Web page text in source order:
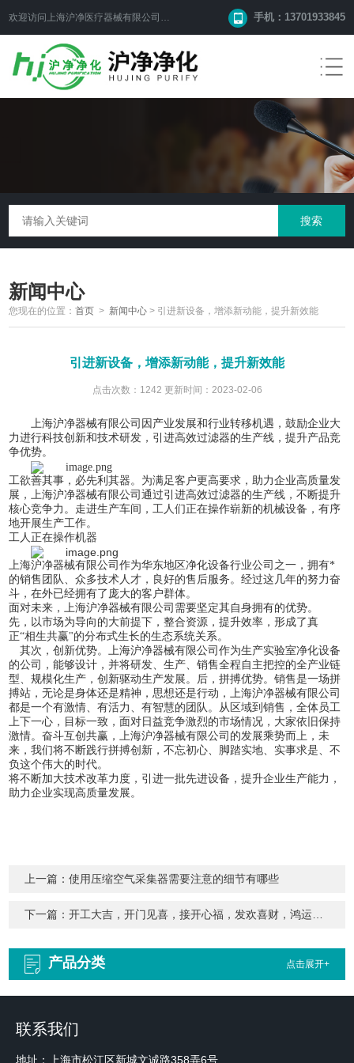
欢迎访问上海沪净医疗器械有限公司网站！ 手机：13701933845
新闻中心
您现在的位置：首页 > 新闻中心 > 引进新设备，增添新动能，提升新效能
引进新设备，增添新动能，提升新效能
点击次数：1242 更新时间：2023-02-06
上海沪净器械有限公司 因 产业发展和行业转移机遇，鼓励企业大
力进行科技创新和技术研发，引进高效过滤器的生产线 ，提升产品竞
争优势。
工欲善其事，必先利其器。为满足客户更高要求，助力企业高质量发
展，
上海沪净器械有限公司通过引进高效过滤器的生产线 ，不断提升
核心竞争力。走进生产车间，工人们正在操作崭新的机械设备，有序
地开展生产工作。
工人正在操作机器
上海沪净器械有限公司作为华东地区净化设备行业公司之一，拥有*
的销售团队、众多技术人才，良好的售后服务。经过这几年的努力奋
斗，在外已经拥有了庞大的客户群体。
面对未来，
上海沪净器械有限公司 需要坚定其自身拥有的优势。
先，以市场为导向的大前提下，整合资源，提升效率，形成了真
正“相生共赢"的分布式生长的生态系统关系。
其次，创新优势。
上海沪净器械有限公司作为生产实验室净化设备
的公司，能够设计，并将研发、生产、销售全程自主把控的全产业链
型、规模化生产，创新驱动生产发展。
后，拼搏优势。销售是一场拼
搏站，无论是身体还是精神，思想还是行动，
上海沪净器械有限公司
都是一个有激情、有活力、有智慧的团队。从区域到销售，全体员工
上下一心，目标一致，面对日益竞争激烈的市场情况，大家依旧保持
激情。奋斗互创共赢， 上海沪净器械有限公司 的发展乘势而上，未
来，我们将不断践行拼搏创新，不忘初心、脚踏实地、实事求是、不
负这个伟大的时代。
将不断加大技术改革力度，引进一批先进设备，提升企业生产能力，
助力企业实现高质量发展。
上一篇：使用压缩空气采集器需要注意的细节有哪些
下一篇：开工大吉，开门见喜，接开心福，发欢喜财，鸿运当头
产品分类 点击展开+
联系我们
地址：上海市松江区新城文诚路358弄6号